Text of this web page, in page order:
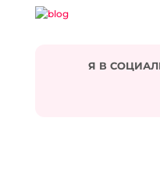
Подписаться
Я В